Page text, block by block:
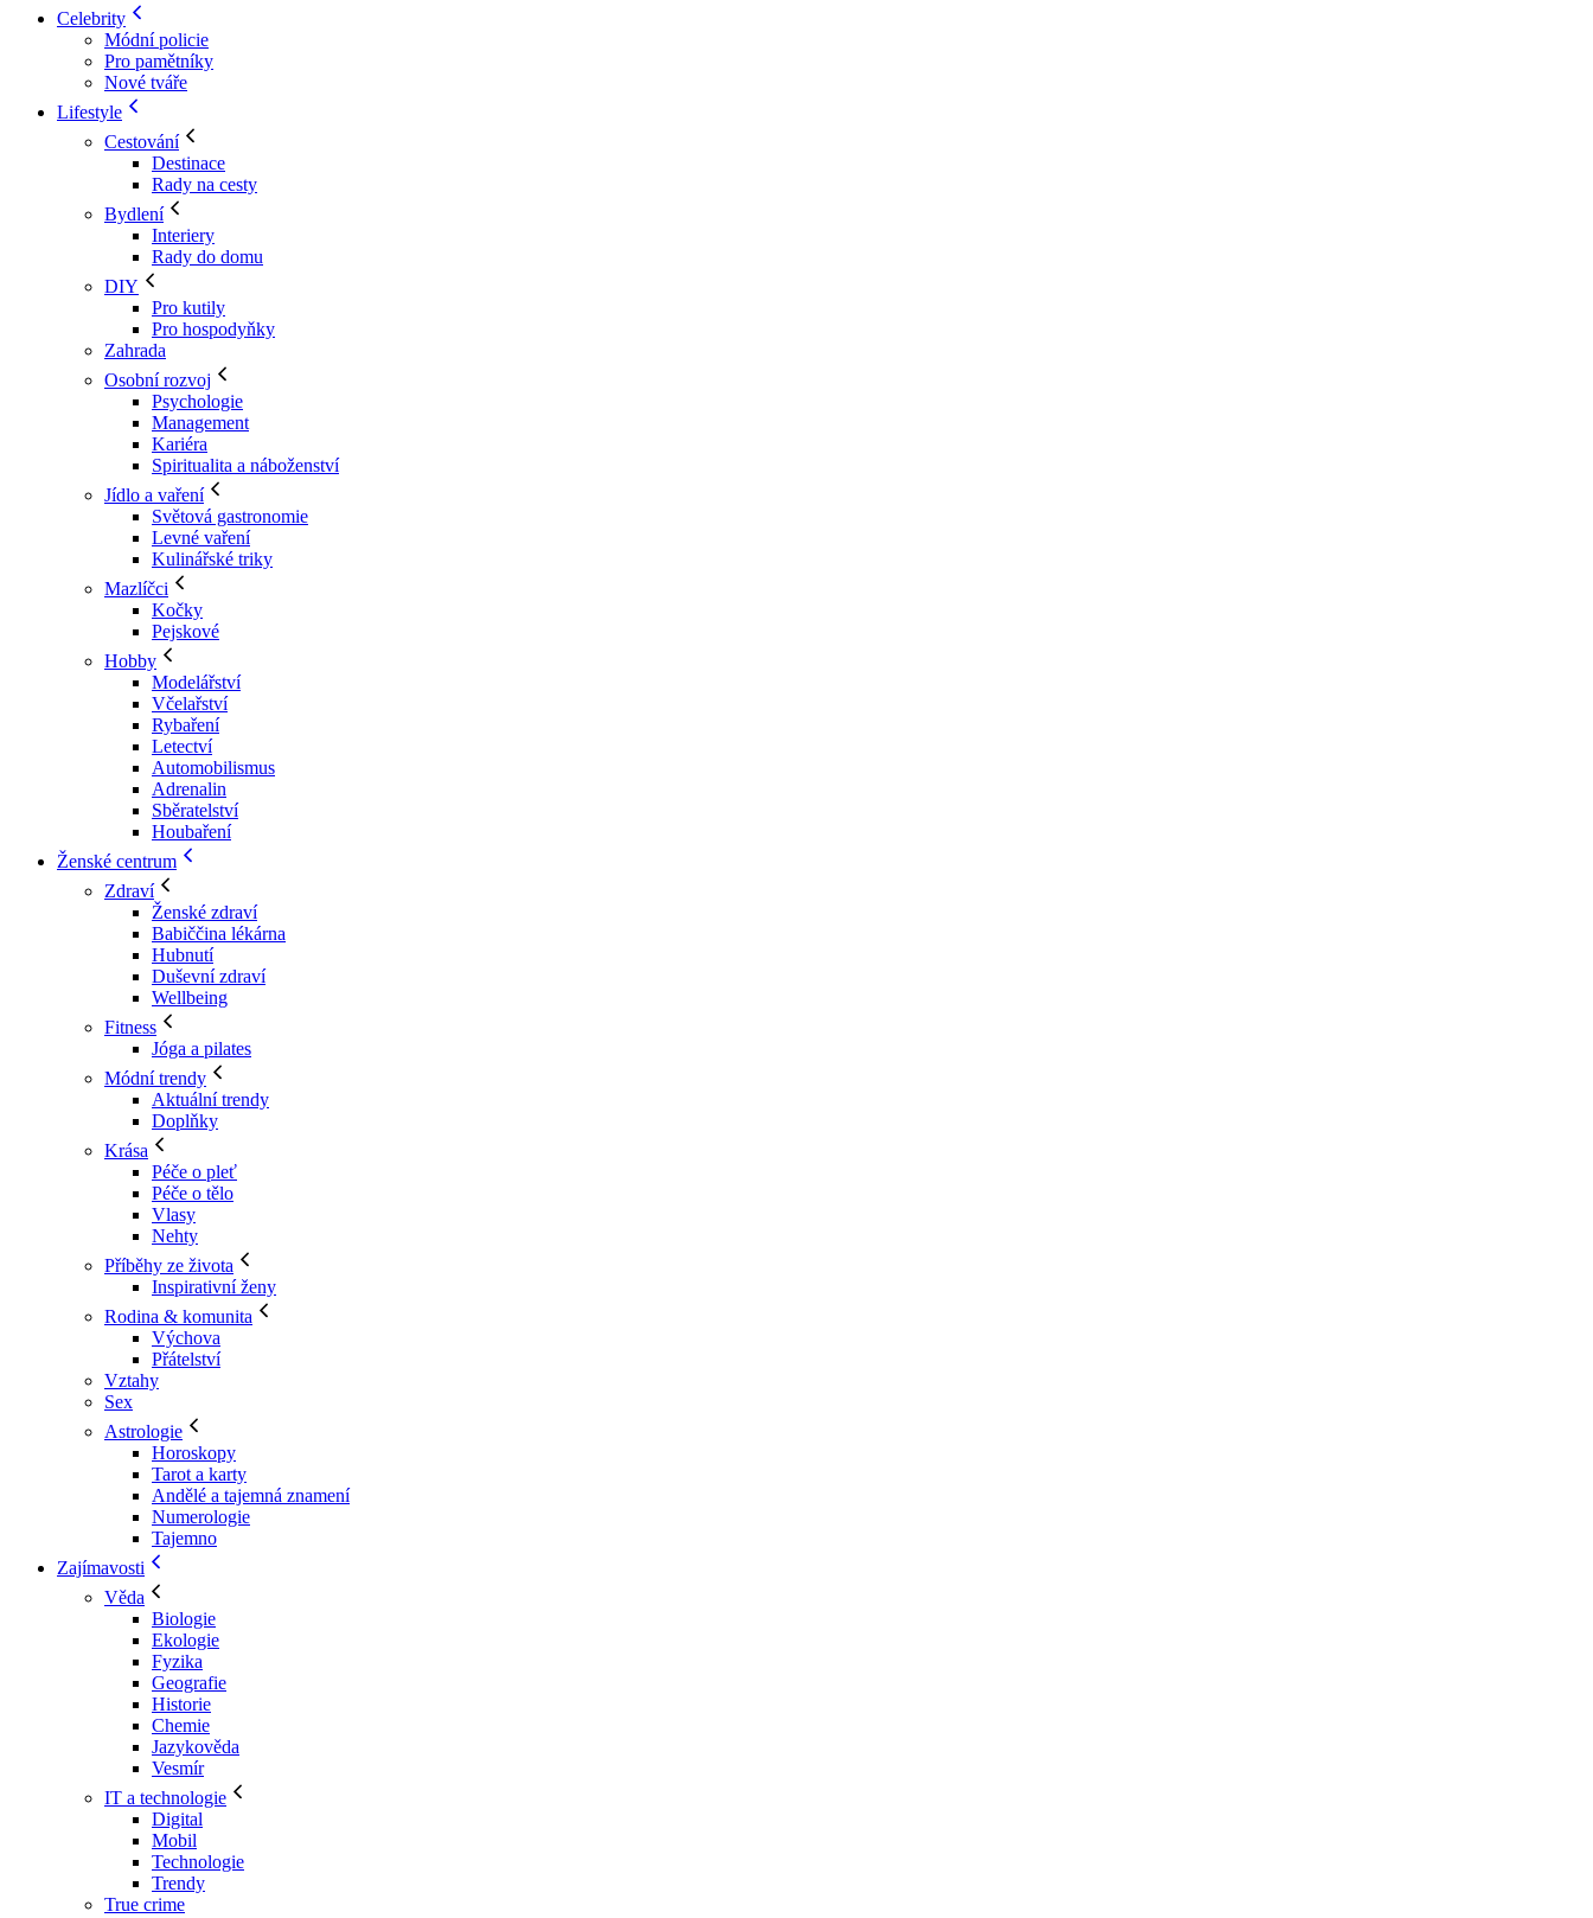
Celebrity
Módní policie
Pro pamětníky
Nové tváře
Lifestyle
Cestování
Destinace
Rady na cesty
Bydlení
Interiery
Rady do domu
DIY
Pro kutily
Pro hospodyňky
Zahrada
Osobní rozvoj
Psychologie
Management
Kariéra
Spiritualita a náboženství
Jídlo a vaření
Světová gastronomie
Levné vaření
Kulinářské triky
Mazlíčci
Kočky
Pejskové
Hobby
Modelářství
Včelařství
Rybaření
Letectví
Automobilismus
Adrenalin
Sběratelství
Houbaření
Ženské centrum
Zdraví
Ženské zdraví
Babiččina lékárna
Hubnutí
Duševní zdraví
Wellbeing
Fitness
Jóga a pilates
Módní trendy
Aktuální trendy
Doplňky
Krása
Péče o pleť
Péče o tělo
Vlasy
Nehty
Příběhy ze života
Inspirativní ženy
Rodina & komunita
Výchova
Přátelství
Vztahy
Sex
Astrologie
Horoskopy
Tarot a karty
Andělé a tajemná znamení
Numerologie
Tajemno
Zajímavosti
Věda
Biologie
Ekologie
Fyzika
Geografie
Historie
Chemie
Jazykověda
Vesmír
IT a technologie
Digital
Mobil
Technologie
Trendy
True crime